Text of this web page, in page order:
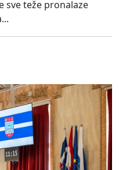
sve teže pronalaze